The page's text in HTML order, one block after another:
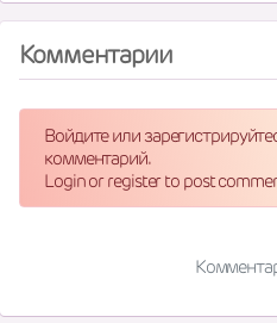
Комментарии
Войдите или
комментарий.
Login or register to post